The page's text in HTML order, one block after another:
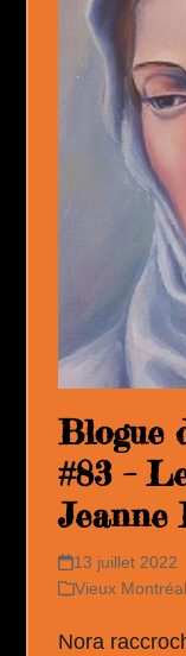
Blogue
#83 –
Jeanne
13 juillet 2022
Vieux
Nora